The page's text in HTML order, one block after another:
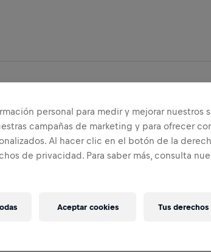
personal para medir y mejorar nuestros
campañas de marketing y para ofrecer
Al hacer clic en el botón de la
de privacidad. Para saber más, consulta
Tus
Aceptar cookies